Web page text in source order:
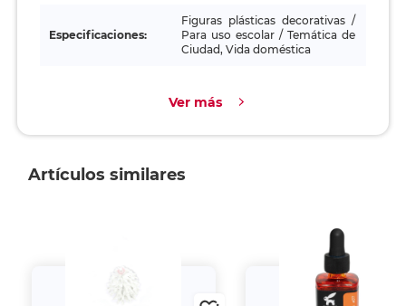
Especificaciones:
Figuras plásticas decorativas /
Para uso escolar / Temática de
Ciudad, Vida doméstica
Ver más
Artículos similares